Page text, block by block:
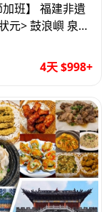
加班】 福建非遺
元> 鼓浪嶼 泉州
4天 $998+